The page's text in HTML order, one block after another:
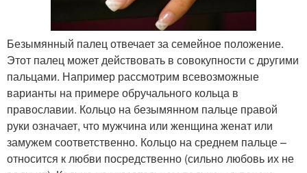
Безымянный палец отвечает за семейное положение.
Этот палец может действовать в совокупности с другими
пальцами. Например рассмотрим всевозможные
варианты на примере обручального кольца в
православии. Кольцо на безымянном пальце правой
руки означает, что мужчина или женщина женат или
замужем соответственно. Кольцо на среднем пальце –
относится к любви посредственно (сильно любовь их не